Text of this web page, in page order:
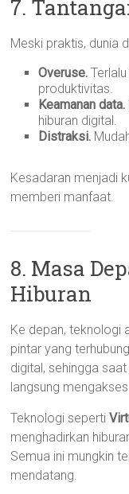
7.
Meski praktis, dunia
Overuse.
produktivitas.
Keamanan data.
hiburan digital.
Distraksi.
Kesadaran menjadi
memberi manfaat.
8. Masa
Hiburan
Ke depan, teknologi
pintar yang
digital, sehingga
langsung
Teknologi seperti
menghadirkan
Semua ini mungkin
mendatang.